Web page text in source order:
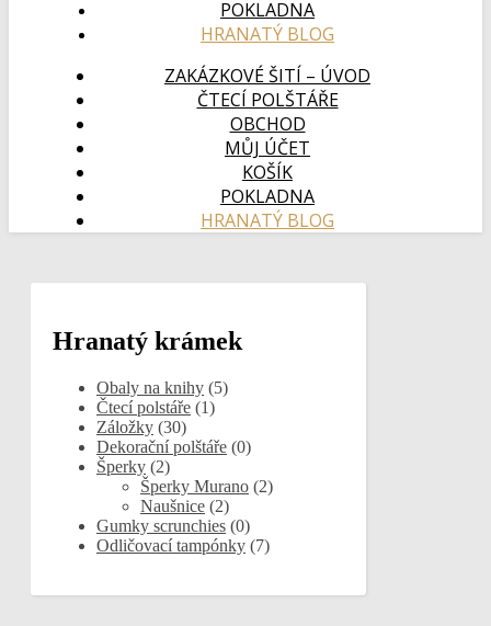
POKLADNA
HRANATÝ BLOG
ZAKÁZKOVÉ ŠITÍ – ÚVOD
ČTECÍ POLŠTÁŘE
OBCHOD
MŮJ ÚČET
KOŠÍK
POKLADNA
HRANATÝ BLOG
Hranatý krámek
Obaly na knihy (5)
Čtecí polstáře (1)
Záložky (30)
Dekorační polštáře (0)
Šperky (2)
Šperky Murano (2)
Naušnice (2)
Gumky scrunchies (0)
Odličovací tampónky (7)